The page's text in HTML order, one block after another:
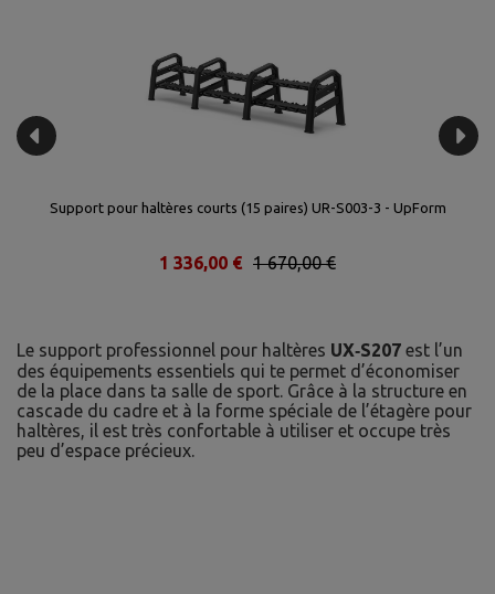
Support pour haltères courts (15 paires) UR-S003-3 - UpForm
1 670,00 €
1 336,00 €
Le support professionnel pour haltères UX‑S207 est l’un
des équipements essentiels qui te permet d’économiser
de la place dans ta salle de sport. Grâce à la structure en
cascade du cadre et à la forme spéciale de l’étagère pour
haltères, il est très confortable à utiliser et occupe très
peu d’espace précieux.